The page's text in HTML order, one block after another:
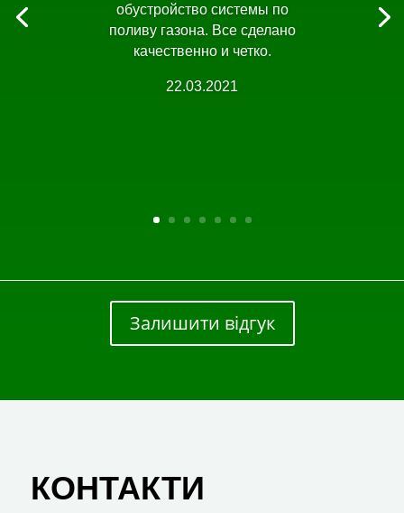
обустройство системы по
поливу газона. Все сделано
качественно и четко.
22.03.2021
Залишити відгук
КОНТАКТИ